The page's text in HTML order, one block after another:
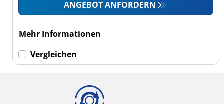
LKW (0)
Run-flat (mit
Notlaufeigenschaft)
Run-flat (mit
Notlaufeigenschaft)
ANGEBOT ANFORDERN
Mehr Informationen
Vergleichen